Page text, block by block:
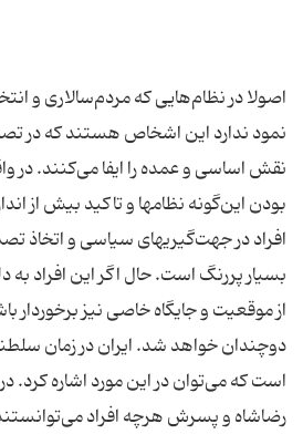
اصولا در نظام‌هایی که مردم‌سالاری و
نمود ندارد این اشخاص هستند که در
نقش اساسی و عمده را ایفا می‌کنند.
بودن این‌گونه نظامها و تاکید بیش از
افراد در جهت‌گیریهای سیاسی و اتخاذ
بسیار پررنگ است. حال اگر این افراد به
از موقعیت و جایگاه خاصی نیز برخوردار
دوچندان خواهد شد. ایران در زمان
است که می‌توان در این مورد اشاره کرد.
رضاشاه و پسرش هرچه افراد